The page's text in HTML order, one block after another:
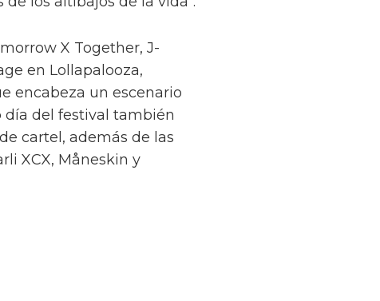
X Together, J-
en Lollapalooza,
encabeza un escenario
del festival también
cartel, además de las
XCX, Måneskin y